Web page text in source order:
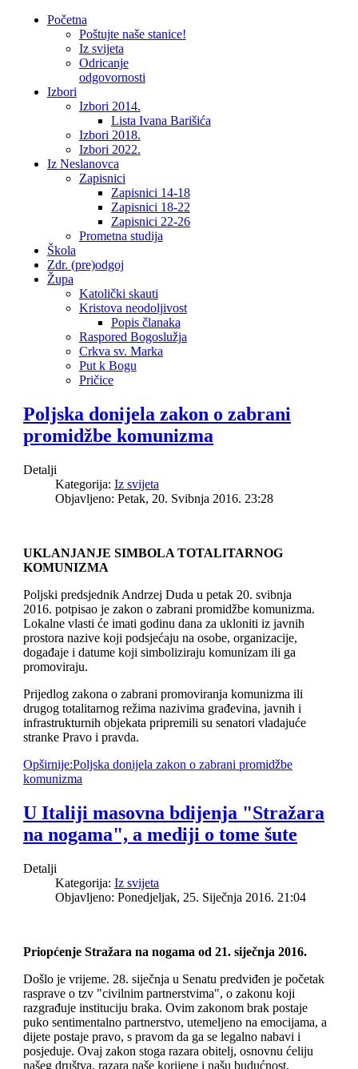
Početna
Poštujte naše stanice!
Iz svijeta
Odricanje
odgovornosti
Izbori
Izbori 2014.
Lista Ivana Barišića
Izbori 2018.
Izbori 2022.
Iz Neslanovca
Zapisnici
Zapisnici 14-18
Zapisnici 18-22
Zapisnici 22-26
Prometna studija
Škola
Zdr. (pre)odgoj
Župa
Katolički skauti
Kristova neodoljivost
Popis članaka
Raspored Bogoslužja
Crkva sv. Marka
Put k Bogu
Pričice
Poljska donijela zakon o zabrani
promidžbe komunizma
Detalji
Kategorija:Iz svijeta
Objavljeno: Petak, 20. Svibnja 2016. 23:28
UKLANJANJE SIMBOLA TOTALITARNOG
KOMUNIZMA
Poljski predsjednik Andrzej Duda u petak 20. svibnja
2016. potpisao je zakon o zabrani promidžbe komunizma.
Lokalne vlasti će imati godinu dana za ukloniti iz javnih
prostora nazive koji podsjećaju na osobe, organizacije,
događaje i datume koji simboliziraju komunizam ili ga
promoviraju.
Prijedlog zakona o zabrani promoviranja komunizma ili
drugog totalitarnog režima nazivima građevina, javnih i
infrastrukturnih objekata pripremili su senatori vladajuće
stranke Pravo i pravda.
Opširnije:Poljska donijela zakon o zabrani promidžbe
komunizma
U Italiji masovna bdijenja "Stražara
na nogama", a mediji o tome šute
Detalji
Kategorija:Iz svijeta
Objavljeno: Ponedjeljak, 25. Siječnja 2016. 21:04
Priopćenje Stražara na nogama od 21. siječnja 2016.
Došlo je vrijeme. 28. siječnja u Senatu predviđen je početak
rasprave o tzv "civilnim partnerstvima", o zakonu koji
razgrađuje instituciju braka. Ovim zakonom brak postaje
puko sentimentalno partnerstvo, utemeljeno na emocijama, a
dijete postaje pravo, s pravom da ga se legalno nabavi i
posjeduje. Ovaj zakon stoga razara obitelj, osnovnu ćeliju
našeg društva, razara naše korijene i našu budućnost.